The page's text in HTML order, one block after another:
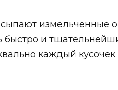
измельчённые
и
каждый